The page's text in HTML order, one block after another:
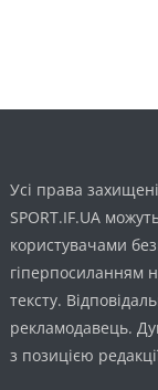
Усі права
SPORT.IF.UA
користувачами
гіперпосиланням
тексту.
рекламодавець.
з позицією